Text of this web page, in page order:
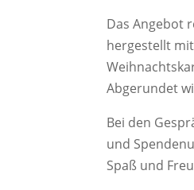
Das Angebot
hergestellt
Abgerundet
Bei den
und
Spaß und